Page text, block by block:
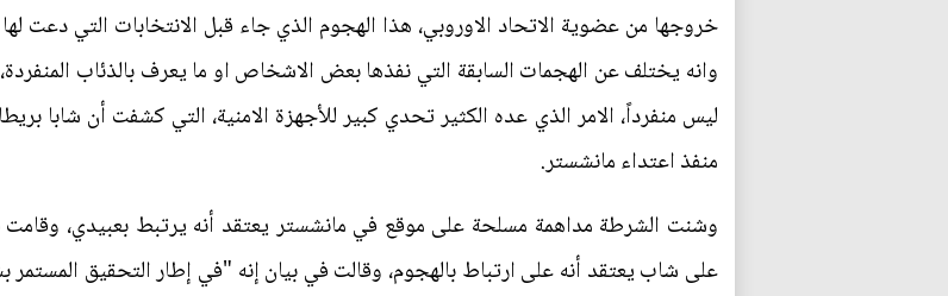
خروجها من عضوية الاتحاد الاوروبي، هذا الهجوم الذي جاء قبل الانتخابات التي دعت
وانه يختلف عن الهجمات السابقة التي نفذها بعض الاشخاص او ما يعرف بالذئاب
منفذ اعتداء مانشستر.
وشنت الشرطة مداهمة مسلحة على موقع في مانشستر يعتقد أنه يرتبط بعبيدي، وقامت
على شاب يعتقد أنه على ارتباط بالهجوم، وقالت في بيان إنه "في إطار التحقيق المستمر